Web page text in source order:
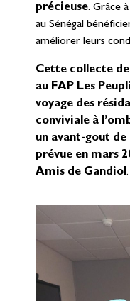
précieuse. Grâce
au Sénégal
améliorer leurs
Cette collecte
au FAP Les
voyage des
conviviale à
un avant-gout
prévue en mars
Amis de Gandiol .